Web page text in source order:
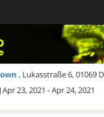
, Lukasstraße 6, 01069
Apr 23, 2021 - Apr 24, 2021